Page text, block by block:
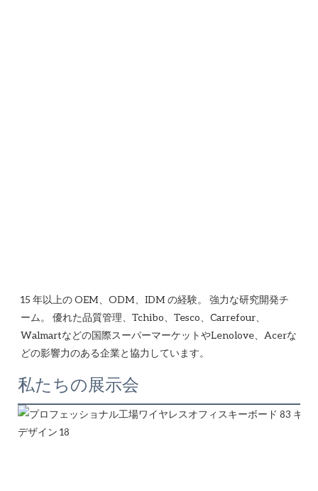
15 年以上の OEM、ODM、IDM の経験。 強力な研究開発チ
ーム。 優れた品質管理、Tchibo、Tesco、Carrefour、
Walmartなどの国際スーパーマーケットやLenolove、Acerな
私たちの展示会